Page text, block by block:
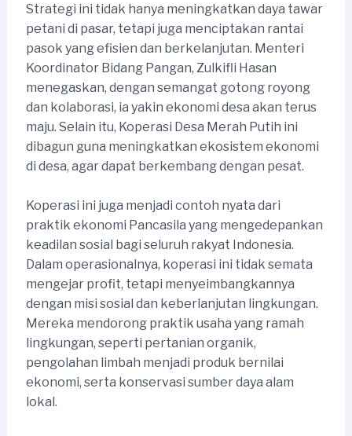
Strategi ini tidak hanya meningkatkan daya tawar
petani di pasar, tetapi juga menciptakan rantai
pasok yang efisien dan berkelanjutan. Menteri
Koordinator Bidang Pangan, Zulkifli Hasan
menegaskan, dengan semangat gotong royong
dan kolaborasi, ia yakin ekonomi desa akan terus
maju. Selain itu, Koperasi Desa Merah Putih ini
dibagun guna meningkatkan ekosistem ekonomi
di desa, agar dapat berkembang dengan pesat.
Koperasi ini juga menjadi contoh nyata dari
praktik ekonomi Pancasila yang mengedepankan
keadilan sosial bagi seluruh rakyat Indonesia.
Dalam operasionalnya, koperasi ini tidak semata
mengejar profit, tetapi menyeimbangkannya
dengan misi sosial dan keberlanjutan lingkungan.
Mereka mendorong praktik usaha yang ramah
lingkungan, seperti pertanian organik,
pengolahan limbah menjadi produk bernilai
ekonomi, serta konservasi sumber daya alam
lokal.